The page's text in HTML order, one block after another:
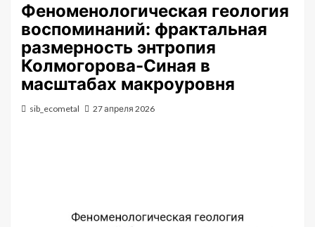
Феноменологическая геология
воспоминаний: фрактальная
размерность энтропия
Колмогорова-Синая в
масштабах макроуровня
sib_ecometal 27 апреля 2026